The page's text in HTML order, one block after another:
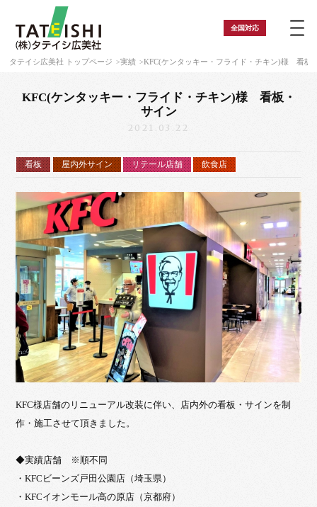
全国対応
タテイシ広美社 トップページ 実績 KFC(ケンタッキー・フライド・チキン)様 看板
KFC(ケンタッキー・フライド・チキン)様 看板・
サイン
2021.03.22
看板 屋内外サイン リテール店舗 飲食店
KFC様店舗のリニューアル改装に伴い、店内外の看板・サインを制
作・施工させて頂きました。
◆実績店舗 ※順不同
・KFCビーンズ戸田公園店（埼玉県）
・KFCイオンモール高の原店（京都府）